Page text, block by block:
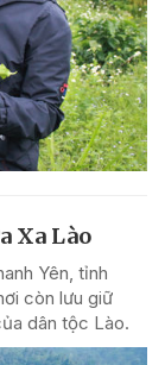
Xa Lào
Yên, tỉnh
còn lưu giữ
dân tộc Lào.